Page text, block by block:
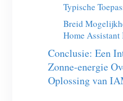
Nieuws
Blogs
Forum
App Store
Site verkennen
PV-ranglijst
Typische
Breid
Home
Conclusie: Een
Zonne-energie
Oplossing van